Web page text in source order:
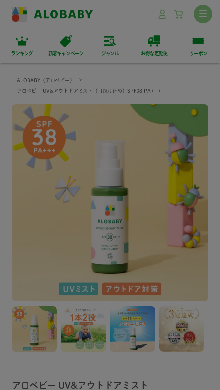
ランキング 新着キャンペーン ジャンル お得な定期便 クーポン
ALOBABY（アロベビー）
アロベビー UV&アウトドアミスト（日焼け止め）SPF38 PA+++
アロベビー UV&アウトドアミスト